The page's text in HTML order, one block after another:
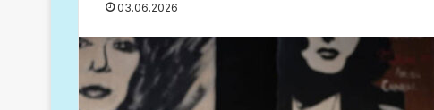
03.06.2026